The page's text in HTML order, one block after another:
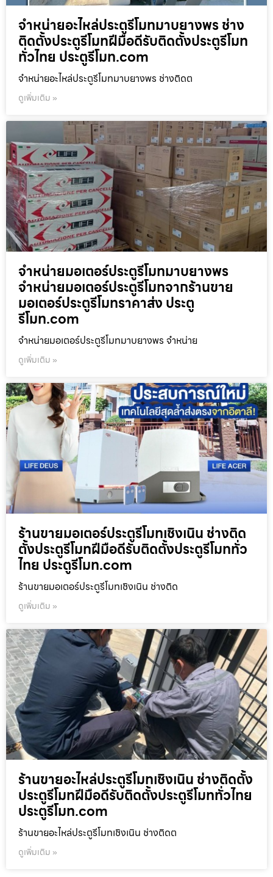
จำหน่ายอะไหล่ประตูรีโมทมาบยางพร ช่าง
ติดตั้งประตูรีโมทฝีมือดีรับติดตั้งประตูรีโมท
ทั่วไทย ประตูรีโมท.com
จำหน่ายอะไหล่ประตูรีโมทมาบยางพร ช่างติดต
ดูเพิ่มเติม »
จำหน่ายมอเตอร์ประตูรีโมทมาบยางพร
จำหน่ายมอเตอร์ประตูรีโมทจากร้านขาย
มอเตอร์ประตูรีโมทราคาส่ง ประตู
รีโมท.com
จำหน่ายมอเตอร์ประตูรีโมทมาบยางพร จำหน่าย
ดูเพิ่มเติม »
ร้านขายมอเตอร์ประตูรีโมทเชิงเนิน ช่างติด
ตั้งประตูรีโมทฝีมือดีรับติดตั้งประตูรีโมททั่ว
ไทย ประตูรีโมท.com
ร้านขายมอเตอร์ประตูรีโมทเชิงเนิน ช่างติด
ดูเพิ่มเติม »
ร้านขายอะไหล่ประตูรีโมทเชิงเนิน ช่างติดตั้ง
ประตูรีโมทฝีมือดีรับติดตั้งประตูรีโมททั่วไทย
ประตูรีโมท.com
ร้านขายอะไหล่ประตูรีโมทเชิงเนิน ช่างติดต
ดูเพิ่มเติม »